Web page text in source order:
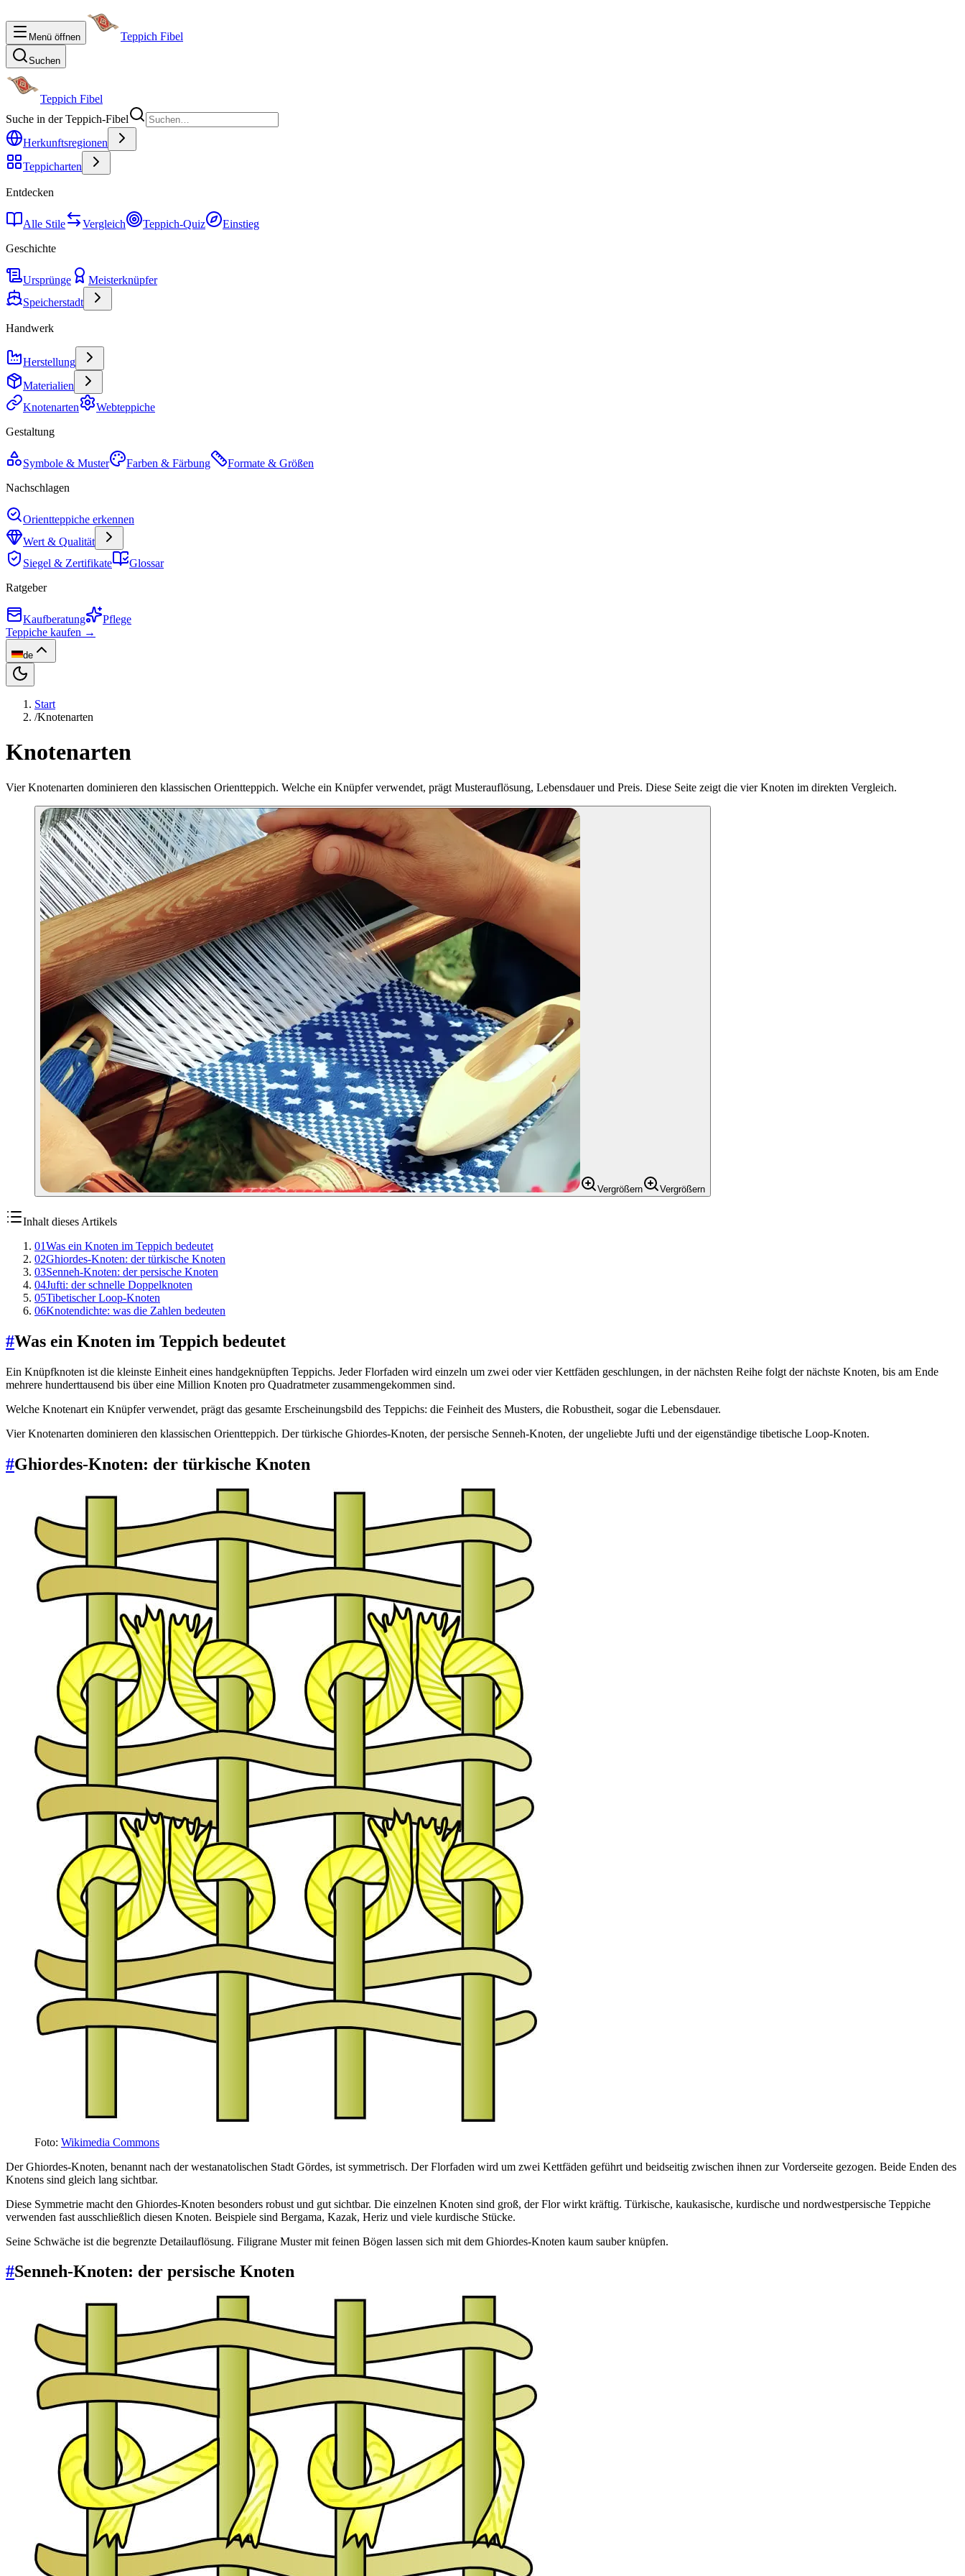
Menü öffnen Teppich Fibel
Suchen
Teppich Fibel
Suche in der Teppich-Fibel
Herkunftsregionen
Teppicharten
Entdecken
Alle Stile Vergleich Teppich-Quiz
Einstieg
Geschichte
Ursprünge
Meisterknüpfer
Speicherstadt
Handwerk
Herstellung
Materialien
Knotenarten
Webteppiche
Gestaltung
Symbole & Muster Farben & Färbung
Formate & Größen
Nachschlagen
Orientteppiche erkennen
Wert & Qualität
Siegel & Zertifikate
Glossar
Ratgeber
Kaufberatung
Pflege
Teppiche kaufen →
de
Start
/Knotenarten
Knotenarten
Vier Knotenarten dominieren den klassischen Orientteppich. Welche ein Knüpfer verwendet, prägt Musterauflösung, Lebensdauer und Preis. Diese Seite zeigt die vier Knoten im direkten Vergleich.
Vergrößern Vergrößern
Inhalt dieses Artikels
01Was ein Knoten im Teppich bedeutet
02Ghiordes-Knoten: der türkische Knoten
03Senneh-Knoten: der persische Knoten
04Jufti: der schnelle Doppelknoten
05Tibetischer Loop-Knoten
06Knotendichte: was die Zahlen bedeuten
#Was ein Knoten im Teppich bedeutet
Ein Knüpfknoten ist die kleinste Einheit eines handgeknüpften Teppichs. Jeder Florfaden wird einzeln um zwei oder vier Kettfäden geschlungen, in der nächsten Reihe folgt der nächste Knoten, bis am Ende
mehrere hunderttausend bis über eine Million Knoten pro Quadratmeter zusammengekommen sind.
Welche Knotenart ein Knüpfer verwendet, prägt das gesamte Erscheinungsbild des Teppichs: die Feinheit des Musters, die Robustheit, sogar die Lebensdauer.
Vier Knotenarten dominieren den klassischen Orientteppich. Der türkische Ghiordes-Knoten, der persische Senneh-Knoten, der ungeliebte Jufti und der eigenständige tibetische Loop-Knoten.
#Ghiordes-Knoten: der türkische Knoten
Foto: Wikimedia Commons
Der Ghiordes-Knoten, benannt nach der westanatolischen Stadt Gördes, ist symmetrisch. Der Florfaden wird um zwei Kettfäden geführt und beidseitig zwischen ihnen zur Vorderseite gezogen. Beide Enden des
Knotens sind gleich lang sichtbar.
Diese Symmetrie macht den Ghiordes-Knoten besonders robust und gut sichtbar. Die einzelnen Knoten sind groß, der Flor wirkt kräftig. Türkische, kaukasische, kurdische und nordwestpersische Teppiche
verwenden fast ausschließlich diesen Knoten. Beispiele sind Bergama, Kazak, Heriz und viele kurdische Stücke.
Seine Schwäche ist die begrenzte Detailauflösung. Filigrane Muster mit feinen Bögen lassen sich mit dem Ghiordes-Knoten kaum sauber knüpfen.
#Senneh-Knoten: der persische Knoten